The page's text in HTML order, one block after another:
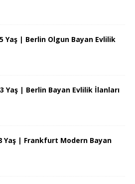
Yaş | Berlin Olgun Bayan Evlilik
Yaş | Berlin Bayan Evlilik İlanları
Yaş | Frankfurt Modern Bayan